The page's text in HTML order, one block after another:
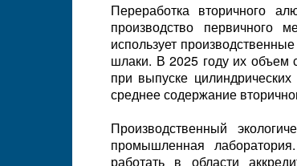
Переработка вторичного
производство первичного
использует
шлаки. В 2025 году их объем
при выпуске
среднее содержание
Производственный
промышленная
работать в области